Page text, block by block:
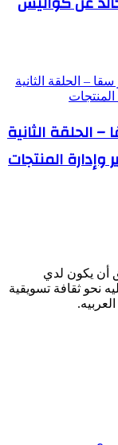
الحلقة الثانية
المنتجات
أن يكون لدي
ثقافة تسويقية